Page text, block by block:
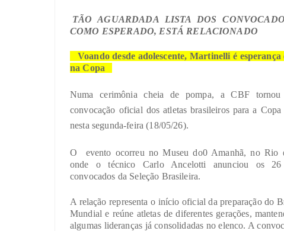
TÃO AGUARDADA LISTA DOS
COMO ESPERADO, ESTÁ RELACIONADO
Voando desde adolescente, Martinelli é esperança
na Copa
Numa cerimônia cheia de pompa, a CBF
convocação oficial dos atletas brasileiros para a
nesta segunda-feira (18/05/26).
O
evento ocorreu no Museu do0 Amanhã, no Rio
onde o técnico Carlo Ancelotti anunciou os 26
convocados da Seleção Brasileira.
A relação representa o início oficial da preparação do
Mundial e reúne atletas de diferentes gerações,
algumas lideranças já consolidadas no elenco. A